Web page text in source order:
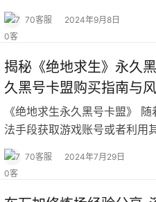
时。
70客服 2024年9月8日
揭秘《绝地求生》永久
久黑号卡盟购买指南与
《绝地求生永久黑号卡盟》
法手段获取游戏账号或者利用
或者永久黑号。
70客服 2024年7月29日